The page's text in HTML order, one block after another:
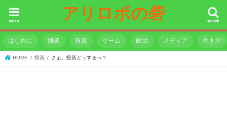
アリロボの砦 search
menu
はじめに 雑談 投資 ゲーム 政治 メディア 生き方
HOME 投資 さぁ、投資どうするべ？